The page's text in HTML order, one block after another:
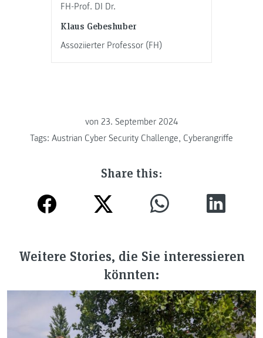
FH-Prof. DI Dr.
Klaus Gebeshuber
Assoziierter Professor (FH)
von 23. September 2024
Tags: Austrian Cyber Security Challenge, Cyberangriffe
Share this:
Weitere Stories, die Sie interessieren
könnten: